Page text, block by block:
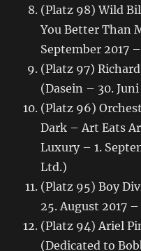
(Platz 98) Wild
You Better Than
September 2017
(Platz 97)
(Dasein – 30.
(Platz 96)
Dark – Art Eats
Luxury – 1.
Ltd.)
(Platz 95) Boy
25. August 2017
(Platz 94) Ariel
(Dedicated to